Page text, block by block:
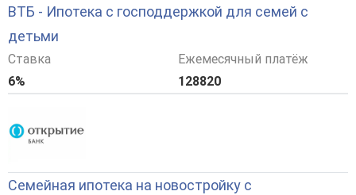
ВТБ - Ипотека с господдержкой для семей с
детьми
Ставка
6%
Ежемесячный платёж
128820
Семейная ипотека на новостройку с